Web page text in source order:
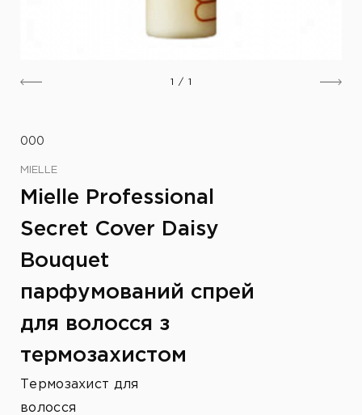
1 / 1
000
MIELLE
Mielle Professional
Secret Cover Daisy
Bouquet
парфумований спрей
для волосся з
термозахистом
Термозахист для
волосся